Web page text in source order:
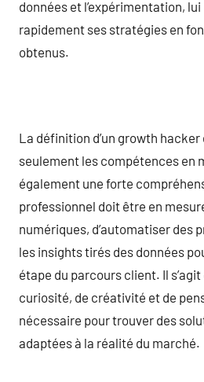
données et l’expérimentation,
rapidement ses stratégies en
obtenus.
La définition d’un growth hacker
seulement les compétences en
également une forte
professionnel doit être en
numériques, d’automatiser des
les insights tirés des données
étape du parcours client. Il s’agit
curiosité, de créativité et de
nécessaire pour trouver des
adaptées à la réalité du marché.